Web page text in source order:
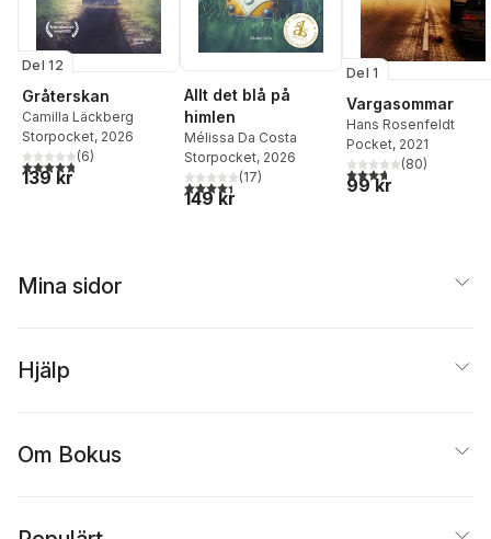
Del 12
Gråterskan
Camilla Läckberg
Storpocket, 2026
4,8utav 5 stjärnor. Totalt antal röster:
(6)
139 kr
Allt det blå på
himlen
Mélissa Da Costa
Storpocket, 2026
4,4utav 5 stjärnor. Totalt antal röster:
(17)
149 kr
Del 1
Vargasommar
Hans Rosenfeldt
Pocket, 2021
3,7utav 5 stjärnor.
(80)
99 kr
Mina sidor
Hjälp
Om Bokus